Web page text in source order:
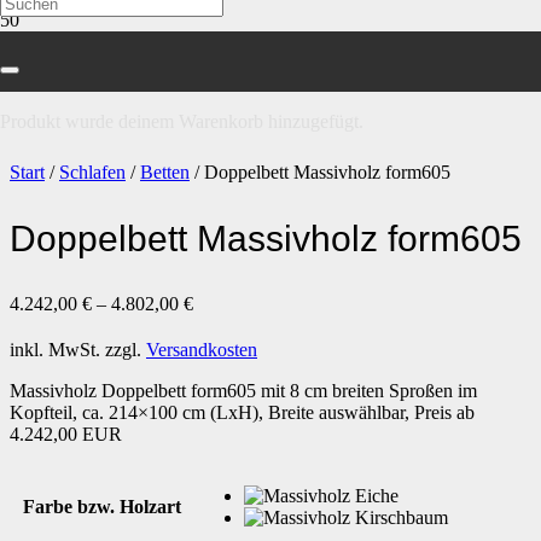
Start / Schlafen /Betten / Doppelbett Massivholz form605
Doppelbett Massivholz form605
4.242,00 € – 4.802,00 €
inkl. MwSt. zzgl. Versandkosten
Massivholz Doppelbett form605 mit 8 cm breiten Sproßen im
Kopfteil, ca. 214×100 cm (LxH), Breite auswählbar, Preis ab
4.242,00 EUR
Farbe bzw. Holzart